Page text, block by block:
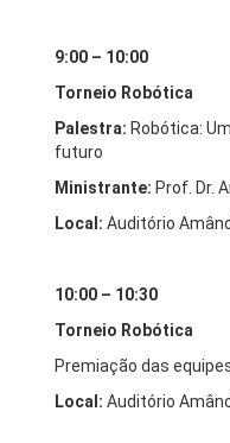
9:00 – 10:00
Torneio Robótica
Palestra: Robótica:
futuro
Ministrante: Prof. Dr.
Local: Auditório
10:00 – 10:30
Torneio Robótica
Premiação das
Local: Auditório